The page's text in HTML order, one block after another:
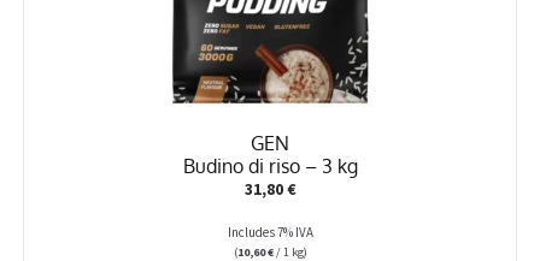
GEN
Budino di riso – 3 kg
31,80€
Includes 7% IVA
(10,60€/ 1 kg)